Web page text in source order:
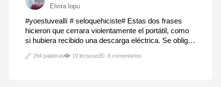
Elvira.lopu
#yoestuveallí # seloquehiciste# Estas dos frases
hicieron que cerrara violentamente el portátil, como
si hubiera recibido una descarga eléctrica. Se obligó
relajarse, pensar con calma.Repasó una vez más
294 palabras 19 lecturas 8 comentarios